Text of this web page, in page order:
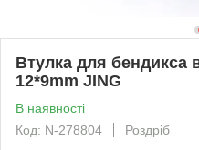
Втулка для бендикса
12*9mm JING
В наявності
Код: N-278804
Роздріб